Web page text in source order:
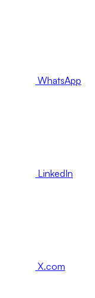
WhatsApp
LinkedIn
X.com